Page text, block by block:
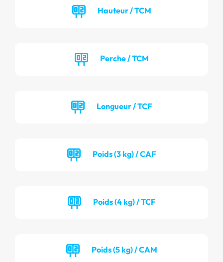
Hauteur / TCM
Perche / TCM
Longueur / TCF
Poids (3 kg) / CAF
Poids (4 kg) / TCF
Poids (5 kg) / CAM